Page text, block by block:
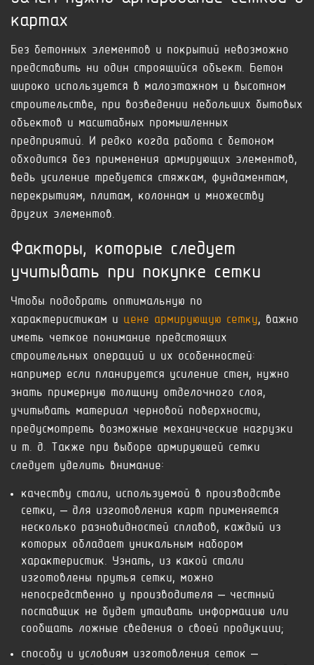
картах
Без бетонных элементов и покрытий невозможно
представить ни один строящийся объект. Бетон
широко используется в малоэтажном и высотном
строительстве, при возведении небольших бытовых
объектов и масштабных промышленных
предприятий. И редко когда работа с бетоном
обходится без применения армирующих элементов,
ведь усиление требуется стяжкам, фундаментам,
перекрытиям, плитам, колоннам и множеству
других элементов.
Факторы, которые следует
учитывать при покупке сетки
Чтобы подобрать оптимальную по
характеристикам и цене армирующую сетку, важно
иметь четкое понимание предстоящих
строительных операций и их особенностей:
например если планируется усиление стен, нужно
знать примерную толщину отделочного слоя,
учитывать материал черновой поверхности,
предусмотреть возможные механические нагрузки
и т. д. Также при выборе армирующей сетки
следует уделить внимание:
качеству стали, используемой в производстве
сетки, – для изготовления карт применяется
несколько разновидностей сплавов, каждый из
которых обладает уникальным набором
характеристик. Узнать, из какой стали
изготовлены прутья сетки, можно
непосредственно у производителя – честный
поставщик не будет утаивать информацию или
сообщать ложные сведения о своей продукции;
способу и условиям изготовления сеток –